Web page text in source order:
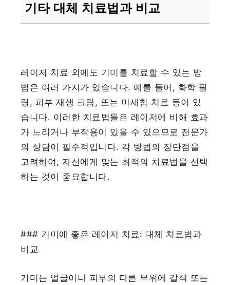
기타 대체 치료법과 비교
레이저 치료 외에도 기미를 치료할 수 있는 방
법은 여러 가지가 있습니다. 예를 들어, 화학 필
링, 피부 재생 크림, 또는 미세침 치료 등이 있
습니다. 이러한 치료법들은 레이저에 비해 효과
가 느리거나 부작용이 있을 수 있으므로 전문가
의 상담이 필수적입니다. 각 방법의 장단점을
고려하여, 자신에게 맞는 최적의 치료법을 선택
하는 것이 중요합니다.
### 기미에 좋은 레이저 치료: 대체 치료법과
비교
기미는 얼굴이나 피부의 다른 부위에 갈색 또는